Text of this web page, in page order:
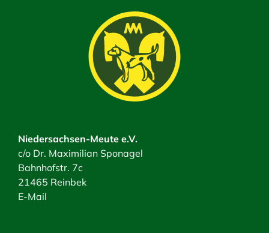
Niedersachsen-Meute e.V.
c/o Dr. Maximilian Sponagel
Bahnhofstr. 7c
21465 Reinbek
E-Mail